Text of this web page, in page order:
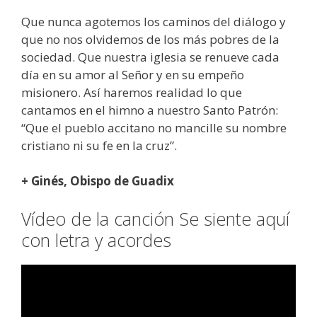
Que nunca agotemos los caminos del diálogo y
que no nos olvidemos de los más pobres de la
sociedad. Que nuestra iglesia se renueve cada
día en su amor al Señor y en su empeño
misionero. Así haremos realidad lo que
cantamos en el himno a nuestro Santo Patrón:
“Que el pueblo accitano no mancille su nombre
cristiano ni su fe en la cruz”.
+ Ginés, Obispo de Guadix
Vídeo de la canción Se siente aquí
con letra y acordes